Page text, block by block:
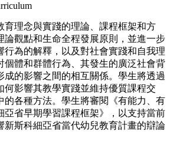
育理念與實踐的理論、課程框架和方
論觀點和生命全程發展原則，並進一步
行為的解釋，以及對社會實踐和自我理
個體和群體行為、其發生的廣泛社會背
成的影響之間的相互關係。學生將透過
何影響其教學實踐並維持優質課程交
的各種方法。學生將審閱《有能力、有
亞省早期學習課程框架》，以支持當前
新斯科細亞省當代幼兒教育計畫的辯論